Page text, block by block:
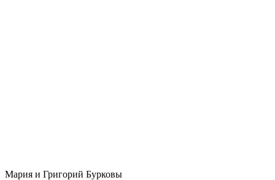
Мария и Григорий Бурковы